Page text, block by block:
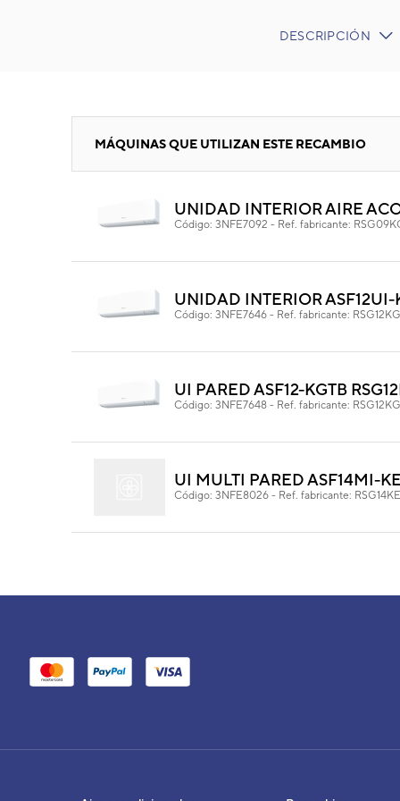
CURRENT
DESCRIPCIÓN
MÁQUINAS QUE UTILIZAN ESTE RECAMBIO
UNIDAD INTERIOR AIRE
Código: 3NFE7092 - Ref. fabricante:
UNIDAD INTERIOR ASF12UI-
Código: 3NFE7646 - Ref. fabricante:
UI PARED ASF12-KGTB
Código: 3NFE7648 - Ref. fabricante:
UI MULTI PARED ASF14MI-
Código: 3NFE8026 - Ref. fabricante:
UI MULTI PARED ASF09MI-
Código: